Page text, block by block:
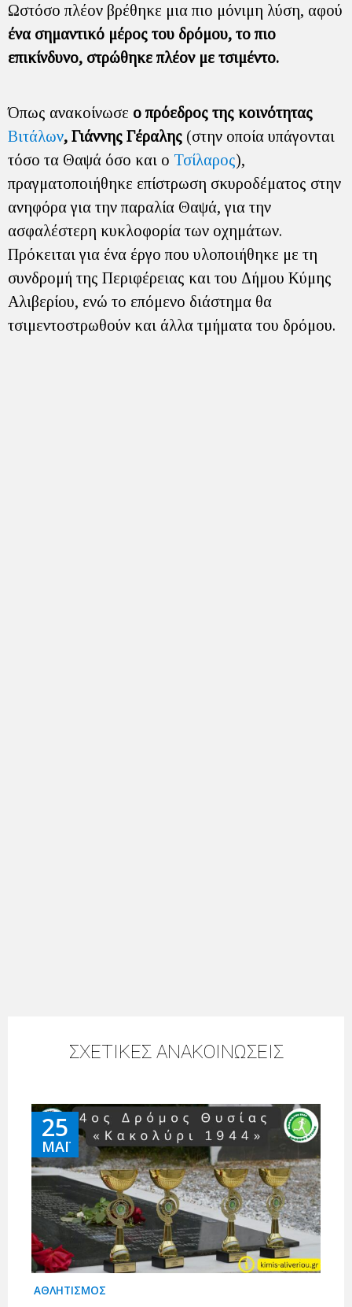
Ωστόσο πλέον βρέθηκε μια πιο μόνιμη λύση, αφού
ένα σημαντικό μέρος του δρόμου, το πιο
επικίνδυνο, στρώθηκε πλέον με τσιμέντο.
Όπως ανακοίνωσε ο πρόεδρος της κοινότητας
Βιτάλων, Γιάννης Γέραλης (στην οποία υπάγονται
τόσο τα Θαψά όσο και ο Τσίλαρος),
πραγματοποιήθηκε επίστρωση σκυροδέματος στην
ανηφόρα για την παραλία Θαψά, για την
ασφαλέστερη κυκλοφορία των οχημάτων.
Πρόκειται για ένα έργο που υλοποιήθηκε με τη
συνδρομή της Περιφέρειας και του Δήμου Κύμης
Αλιβερίου, ενώ το επόμενο διάστημα θα
τσιμεντοστρωθούν και άλλα τμήματα του δρόμου.
ΣΧΕΤΙΚΕΣ ΑΝΑΚΟΙΝΩΣΕΙΣ
25
ΜΆΙ
ΑΘΛΗΤΙΣΜΟΣ